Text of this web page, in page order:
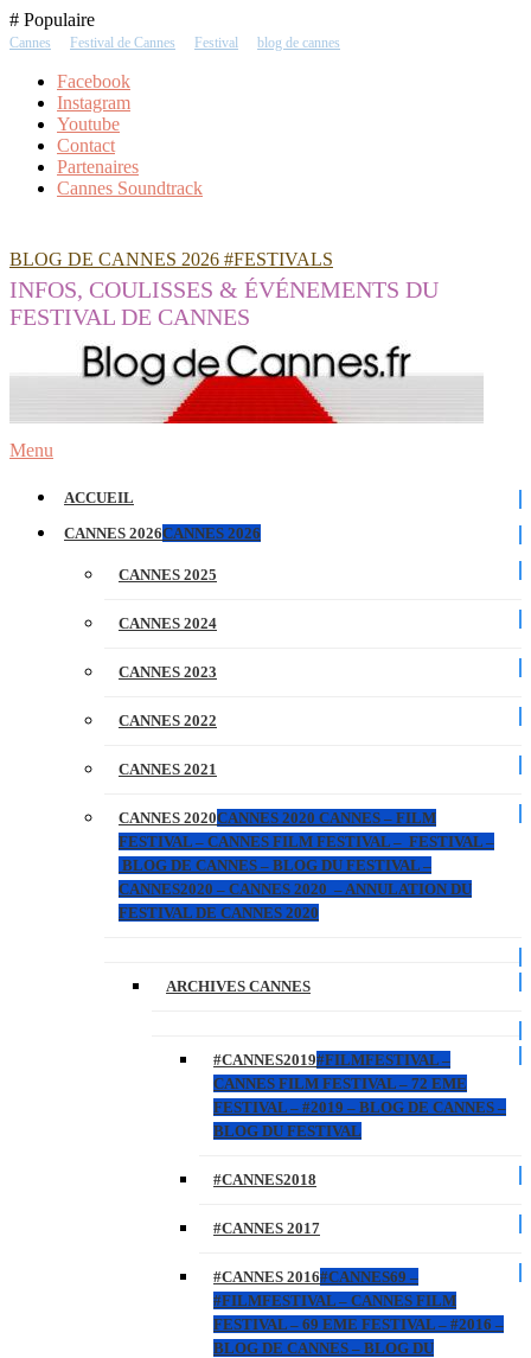
Skip
To
# Populaire
Cannes Festival de Cannes Festival blog de cannes
Facebook
Instagram
Youtube
Contact
Partenaires
Cannes Soundtrack
BLOG DE CANNES 2026 #FESTIVALS
INFOS, COULISSES & ÉVÉNEMENTS DU
FESTIVAL DE CANNES
Menu
ACCUEIL
CANNES 2026CANNES 2026
CANNES 2025
CANNES 2024
CANNES 2023
CANNES 2022
CANNES 2021
CANNES 2020CANNES 2020 CANNES – FILM
FESTIVAL – CANNES FILM FESTIVAL – FESTIVAL –
BLOG DE CANNES – BLOG DU FESTIVAL –
CANNES2020 – CANNES 2020 – ANNULATION DU
FESTIVAL DE CANNES 2020
ARCHIVES CANNES
#CANNES2019#FILMFESTIVAL –
CANNES FILM FESTIVAL – 72 EME
FESTIVAL – #2019 – BLOG DE CANNES –
BLOG DU FESTIVAL
#CANNES2018
#CANNES 2017
#CANNES 2016#CANNES69 –
#FILMFESTIVAL – CANNES FILM
FESTIVAL – 69 EME FESTIVAL – #2016 –
BLOG DE CANNES – BLOG DU